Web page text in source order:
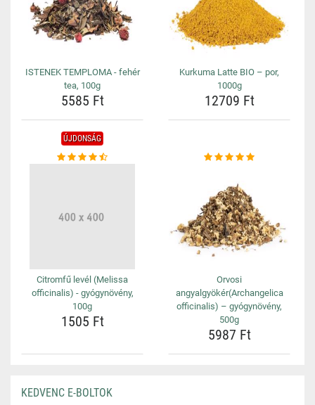
ISTENEK TEMPLOMA - fehér
tea, 100g
5585 Ft
Kurkuma Latte BIO – por,
1000g
12709 Ft
ÚJDONSÁG
Citromfű levél (Melissa
officinalis) - gyógynövény,
100g
1505 Ft
Orvosi
angyalgyökér(Archangelica
officinalis) – gyógynövény,
500g
5987 Ft
KEDVENC E-BOLTOK